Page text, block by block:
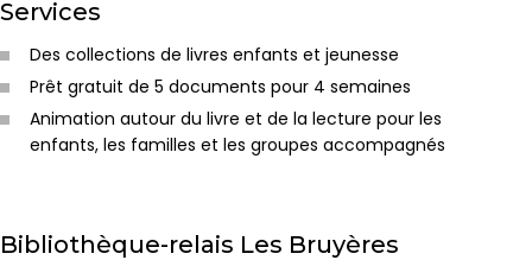
Services
Des collections de livres enfants et jeunesse
Prêt gratuit de 5 documents pour 4 semaines
Animation autour du livre et de la lecture pour les
enfants, les familles et les groupes accompagnés
Bibliothèque-relais Les Bruyères